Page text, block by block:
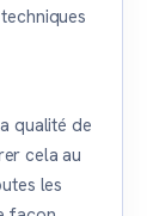
qualité de
cela au
les